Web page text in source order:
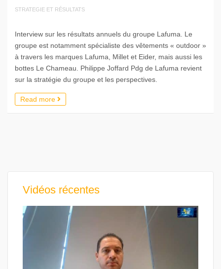
STRATEGIE ET RÉSULTATS
Interview sur les résultats annuels du groupe Lafuma. Le
groupe est notamment spécialiste des vêtements « outdoor »
à travers les marques Lafuma, Millet et Eider, mais aussi les
bottes Le Chameau. Philippe Joffard Pdg de Lafuma revient
sur la stratégie du groupe et les perspectives.
Read more
Vidéos récentes